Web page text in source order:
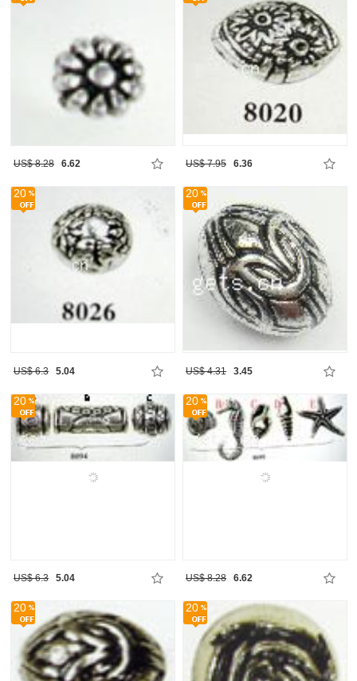
US$ 8.28 6.62 US$ 7.95 6.36
20
US$ 6.3 5.04
20
US$ 4.31 3.45
20
US$ 6.3 5.04
20
US$ 8.28 6.62
20 20